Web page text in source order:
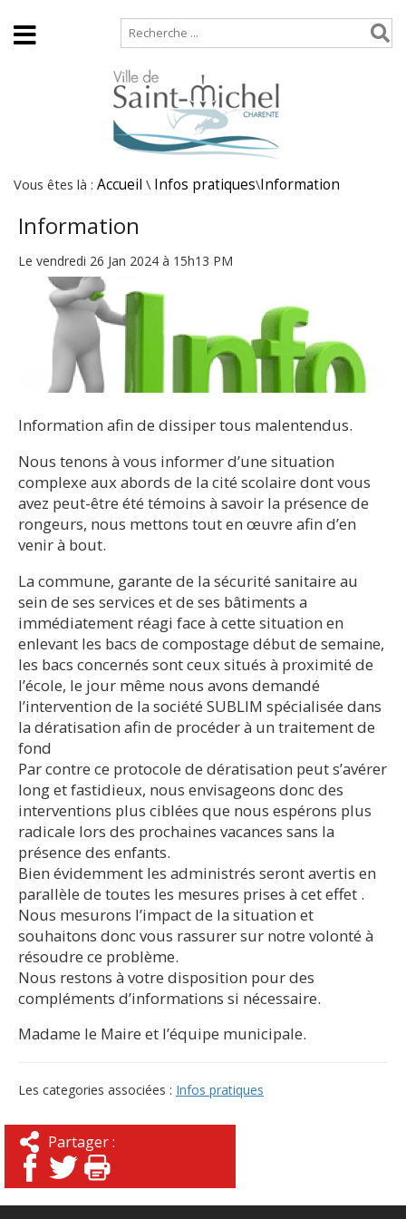
Vous êtes là : Accueil \ Infos pratiques\Information
Information
Le vendredi 26 Jan 2024 à 15h13 PM
Information afin de dissiper tous malentendus.
Nous tenons à vous informer d’une situation
complexe aux abords de la cité scolaire dont vous
avez peut-être été témoins à savoir la présence de
rongeurs, nous mettons tout en œuvre afin d’en
venir à bout.
La commune, garante de la sécurité sanitaire au
sein de ses services et de ses bâtiments a
immédiatement réagi face à cette situation en
enlevant les bacs de compostage début de semaine,
les bacs concernés sont ceux situés à proximité de
l’école, le jour même nous avons demandé
l’intervention de la société SUBLIM spécialisée dans
la dératisation afin de procéder à un traitement de
fond
Par contre ce protocole de dératisation peut s’avérer
long et fastidieux, nous envisageons donc des
interventions plus ciblées que nous espérons plus
radicale lors des prochaines vacances sans la
présence des enfants.
Bien évidemment les administrés seront avertis en
parallèle de toutes les mesures prises à cet effet .
Nous mesurons l’impact de la situation et
souhaitons donc vous rassurer sur notre volonté à
résoudre ce problème.
Nous restons à votre disposition pour des
compléments d’informations si nécessaire.
Madame le Maire et l’équipe municipale.
Les categories associées : Infos pratiques
Partager :